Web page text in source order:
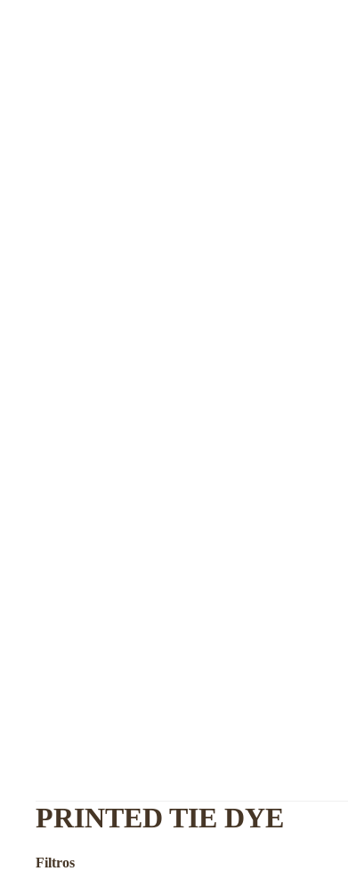
PRINTED TIE DYE
Filtros